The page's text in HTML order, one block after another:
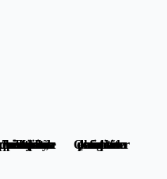
7 castillos de España que visitar en otoño: historia, niebla y paisajes de película Qué meter en la maleta para una escapada de otoño: la guía definitiva